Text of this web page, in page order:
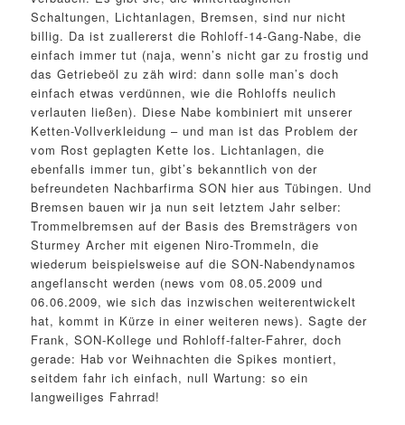
Schaltungen, Lichtanlagen, Bremsen, sind nur nicht
billig. Da ist zuallererst die Rohloff-14-Gang-Nabe, die
einfach immer tut (naja, wenn’s nicht gar zu frostig und
das Getriebeöl zu zäh wird: dann solle man’s doch
einfach etwas verdünnen, wie die Rohloffs neulich
verlauten ließen). Diese Nabe kombiniert mit unserer
Ketten-Vollverkleidung – und man ist das Problem der
vom Rost geplagten Kette los. Lichtanlagen, die
ebenfalls immer tun, gibt’s bekanntlich von der
befreundeten Nachbarfirma SON hier aus Tübingen. Und
Bremsen bauen wir ja nun seit letztem Jahr selber:
Trommelbremsen auf der Basis des Bremsträgers von
Sturmey Archer mit eigenen Niro-Trommeln, die
wiederum beispielsweise auf die SON-Nabendynamos
angeflanscht werden (news vom 08.05.2009 und
06.06.2009, wie sich das inzwischen weiterentwickelt
hat, kommt in Kürze in einer weiteren news). Sagte der
Frank, SON-Kollege und Rohloff-falter-Fahrer, doch
gerade: Hab vor Weihnachten die Spikes montiert,
seitdem fahr ich einfach, null Wartung: so ein
langweiliges Fahrrad!